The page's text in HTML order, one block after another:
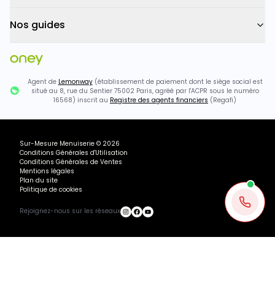
Nos guides
Agent de Lemonway(établissement de paiement dont le siège social est
situé au 8, rue du Sentier 75002 Paris, agréé par l'ACPR sous le numéro
16568) inscrit au Registre des agents financiers (Regafi)
Sur-Mesure Menuiserie © 2026
Conditions Générales d'Utilisation
Conditions Générales de Ventes
Mentions légales
Plan du site
Politique de cookies
Rejoignez-nous sur les réseaux